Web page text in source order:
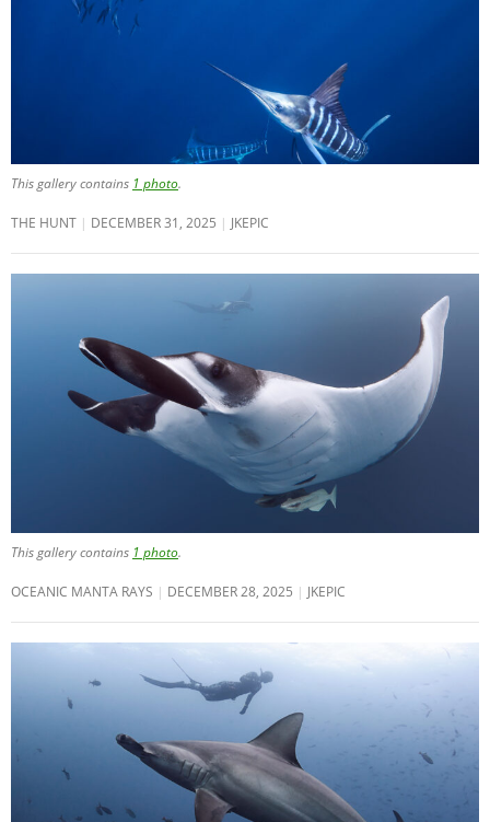
This gallery contains 1 photo.
THE HUNT DECEMBER 31, 2025 JKEPIC
This gallery contains 1 photo.
OCEANIC MANTA RAYS DECEMBER 28, 2025 JKEPIC